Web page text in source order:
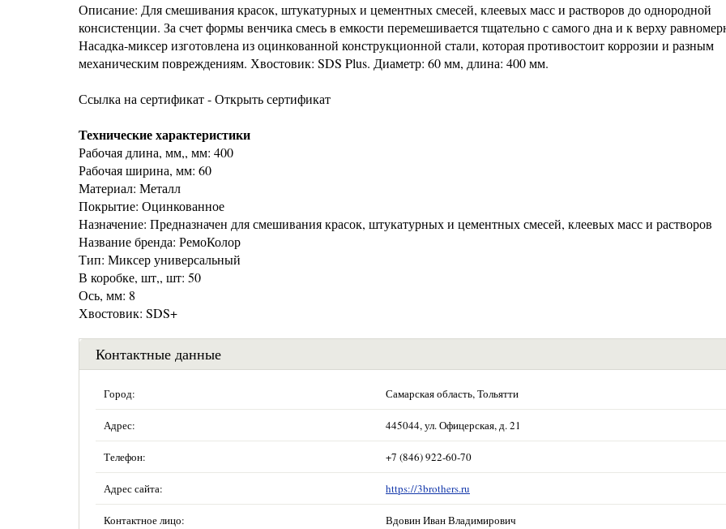
Описание: Для смешивания красок, штукатурных и цементных смесей, клеевых масс и растворов до однородной
консистенции. За счет формы венчика смесь в емкости перемешивается тщательно с самого дна и к верху
Насадка-миксер изготовлена из оцинкованной конструкционной стали, которая противостоит коррозии и разным
механическим повреждениям. Хвостовик: SDS Plus. Диаметр: 60 мм, длина: 400 мм.
Ссылка на сертификат - Открыть сертификат
Технические характеристики
Рабочая длина, мм,, мм: 400
Рабочая ширина, мм: 60
Материал: Металл
Покрытие: Оцинкованное
Назначение: Предназначен для смешивания красок, штукатурных и цементных смесей, клеевых масс и растворов
Название бренда: РемоКолор
Тип: Миксер универсальный
В коробке, шт,, шт: 50
Ось, мм: 8
Хвостовик: SDS+
Контактные данные
Город: Самарская область, Тольятти
Адрес: 445044, ул. Офицерская, д. 21
Телефон: +7 (846) 922-60-70
Адрес сайта: https://3brothers.ru
Контактное лицо: Вдовин Иван Владимирович